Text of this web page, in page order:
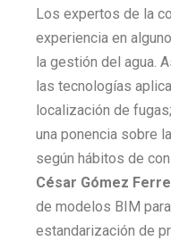
Los expertos de la
experiencia en
la gestión del agua.
las tecnologías
localización de fugas;
una ponencia sobre
según hábitos de
César Gómez
de modelos BIM
estandarización de